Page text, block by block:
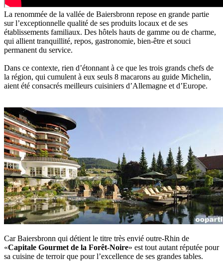
La renommée de la vallée de Baiersbronn repose en grande partie
sur l’exceptionnelle qualité de ses produits locaux et de ses
établissements familiaux. Des hôtels hauts de gamme ou de charme,
qui allient tranquillité, repos, gastronomie, bien-être et souci
permanent du service.
Dans ce contexte, rien d’étonnant à ce que les trois grands chefs de
la région, qui cumulent à eux seuls 8 macarons au guide Michelin,
aient été consacrés meilleurs cuisiniers d’Allemagne et d’Europe.
Car Baiersbronn qui détient le titre très envié outre-Rhin de
«Capitale Gourmet de la Forêt-Noire» est tout autant réputée pour
sa cuisine de terroir que pour l’excellence de ses grandes tables.